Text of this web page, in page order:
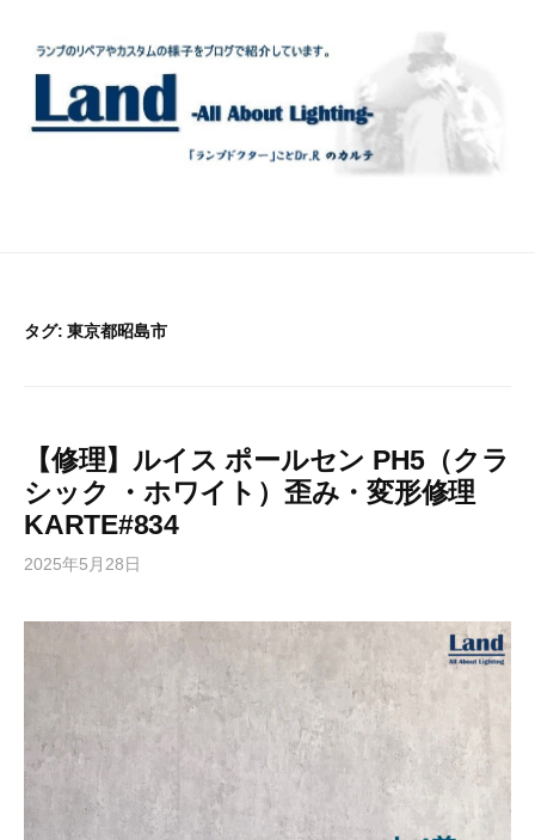
タグ:東京都昭島市
【修理】ルイス ポールセン PH5（クラ
シック ・ホワイト）歪み・変形修理
KARTE#834
2025年5月28日